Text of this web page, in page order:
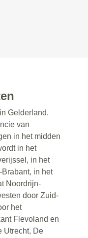
Gelderland.
van
in het midden
in het
in het
in het
Noordrijn-
door Zuid-
het
Flevoland en
Utrecht, De